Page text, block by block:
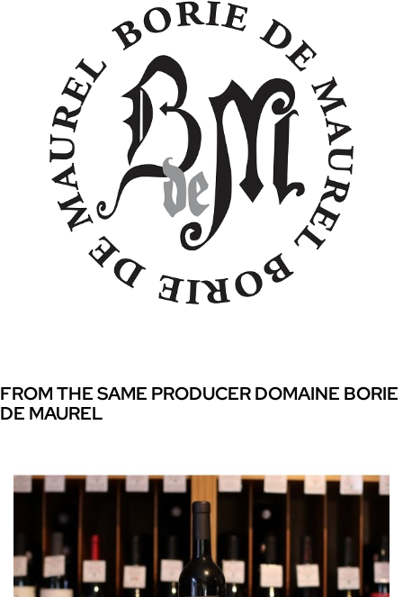
FROM THE SAME PRODUCER DOMAINE BORIE
DE MAUREL